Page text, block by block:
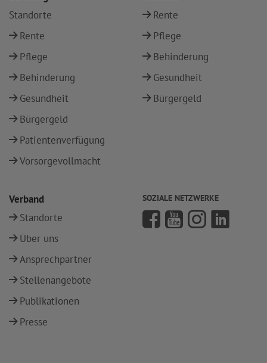
Standorte
Rente
Pflege
Behinderung
Gesundheit
Bürgergeld
Patientenverfügung
Vorsorgevollmacht
Rente
Pflege
Behinderung
Gesundheit
Bürgergeld
Verband
Standorte
Über uns
Ansprechpartner
Stellenangebote
Publikationen
Presse
SOZIALE NETZWERKE